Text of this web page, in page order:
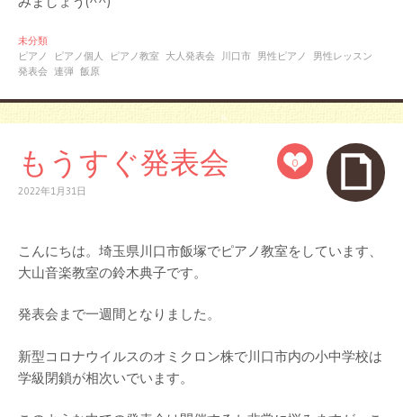
未分類
ピアノ
ピアノ個人 ピアノ教室 大人発表会 川口市 男性ピアノ
男性レッスン
発表会 連弾 飯原
0
もうすぐ発表会
2022年1月31日
こんにちは。埼玉県川口市飯塚でピアノ教室をしています、
大山音楽教室の鈴木典子です。
発表会まで一週間となりました。
新型コロナウイルスのオミクロン株で川口市内の小中学校は
学級閉鎖が相次いでいます。